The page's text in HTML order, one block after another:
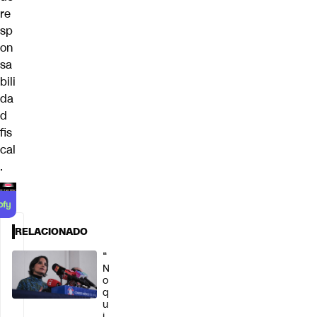
re
sp
on
sa
bili
da
d
fis
cal
.
RELACIONADO
“
N
o
q
u